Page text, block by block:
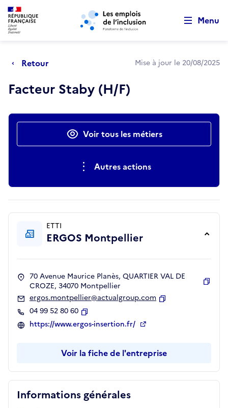
Aller au menu principal Aller au contenu principal
Menu
Retour Mise à jour le 20/08/2025
Facteur Staby (H/F)
Actions rapidesVoir tous les métiers
Autres actions
Informations générales
ETTI
ERGOS Montpellier
70 Avenue Maurice Planès, QUARTIER VAL DE
CROZE, 34070 Montpellier
ergos.montpellier@actualgroup.com
04 99 52 80 60
Copier
https://www.ergos-insertion.fr/
Voir la fiche de l'entreprise
Retour au début de la page
Panneau de gestion des cookies